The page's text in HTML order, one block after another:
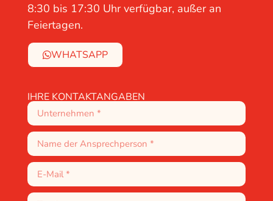
8:30 bis 17:30 Uhr verfügbar, außer an
Feiertagen.
WHATSAPP
IHRE KONTAKTANGABEN